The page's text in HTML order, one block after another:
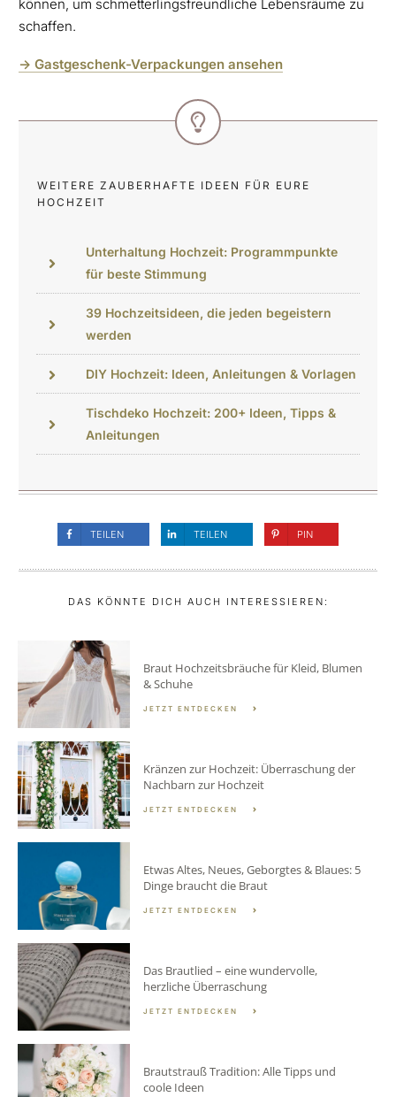
können, um schmetterlingsfreundliche Lebensräume zu
schaffen.
-> Gastgeschenk-Verpackungen ansehen
WEITERE ZAUBERHAFTE IDEEN FÜR EURE
HOCHZEIT
Unterhaltung Hochzeit: Programmpunkte
für beste Stimmung
39 Hochzeitsideen, die jeden begeistern
werden
DIY Hochzeit: Ideen, Anleitungen & Vorlagen
Tischdeko Hochzeit: 200+ Ideen, Tipps &
Anleitungen
TEILEN TEILEN PIN
DAS KÖNNTE DICH AUCH INTERESSIEREN:
Braut Hochzeitsbräuche für Kleid, Blumen
& Schuhe
JETZT ENTDECKEN
Kränzen zur Hochzeit: Überraschung der
Nachbarn zur Hochzeit
JETZT ENTDECKEN
Etwas Altes, Neues, Geborgtes & Blaues: 5
Dinge braucht die Braut
JETZT ENTDECKEN
Das Brautlied – eine wundervolle,
herzliche Überraschung
JETZT ENTDECKEN
Brautstrauß Tradition: Alle Tipps und
coole Ideen